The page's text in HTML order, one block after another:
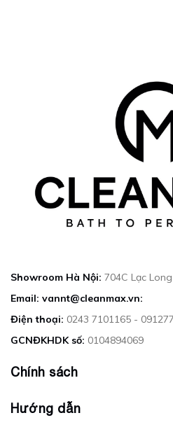
Showroom Hà Nội: 704C Lạc
Email: vannt@cleanmax.vn:
Điện thoại: 0243 7101165 -
GCNĐKHDK số: 0104894069
Chính sách
Hướng dẫn